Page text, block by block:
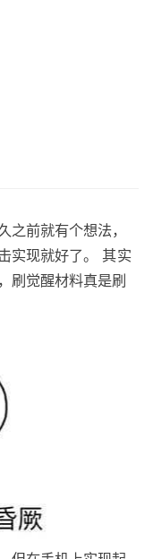
前就有个想法，
实现就好了。 其实
刷觉醒材料真是刷